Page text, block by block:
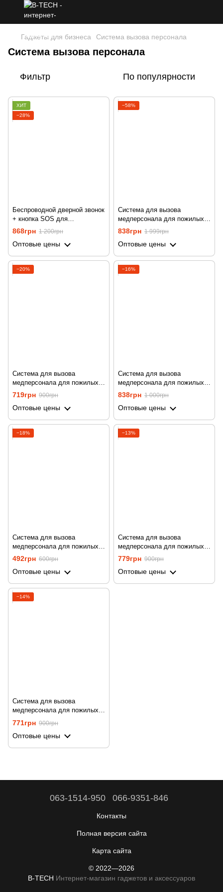
Гаджеты для бизнеса Система вызова персонала
Система вызова персонала
Фильтр По популярности
ХИТ
−28%
Беспроводной дверной звонок
+ кнопка SOS для
экстренного вызова
персонала Digital Lion WDB09,
до 100 м
868грн 1 200грн
Оптовые цены
−58%
Система для вызова
медперсонала для пожилых
людей Digital Lion PAB02-2,
беспроводная до 150 м, на 2
кнопки SOS
838грн 1 999грн
Оптовые цены
−20%
Система для вызова
медперсонала для пожилых
людей Digital Lion PAB01,
беспроводная до 100 м, на 1
кнопку SOS
719грн 900грн
Оптовые цены
−16%
Система для вызова
медперсонала для пожилых
людей Digital Lion PAB01-2,
беспроводная до 100 м, на 2
кнопки SOS
838грн 1 000грн
Оптовые цены
−18%
Система для вызова
медперсонала для пожилых
людей Digital Lion PAB04,
беспроводная до 150 м
492грн 600грн
Оптовые цены
−13%
Система для вызова
медперсонала для пожилых
людей Digital Lion PAB03,
беспроводная с браслетом на
руку, до 300м, черная
779грн 900грн
Оптовые цены
−14%
Система для вызова
медперсонала для пожилых
людей Digital Lion PAB03,
беспроводная с браслетом на
руку, до 300м, белая
771грн 900грн
Оптовые цены
063-1514-950 066-9351-846
Контакты
Полная версия сайта
Карта сайта
© 2022—2026
B-TECH Интернет-магазин гаджетов и аксессуаров